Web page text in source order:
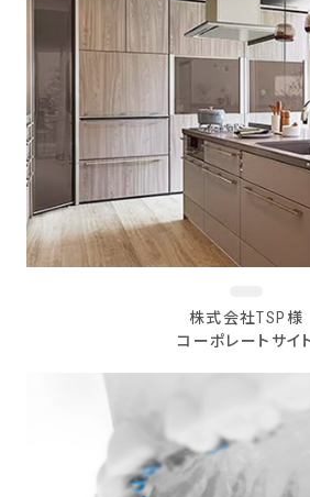
株式会社TSP様
コーポレートサイ